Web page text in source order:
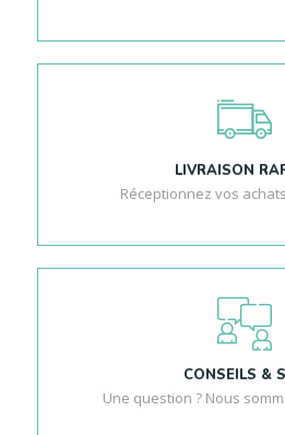
LIVRAISON
Réceptionnez vos
CONSEILS &
Une question ? Nous